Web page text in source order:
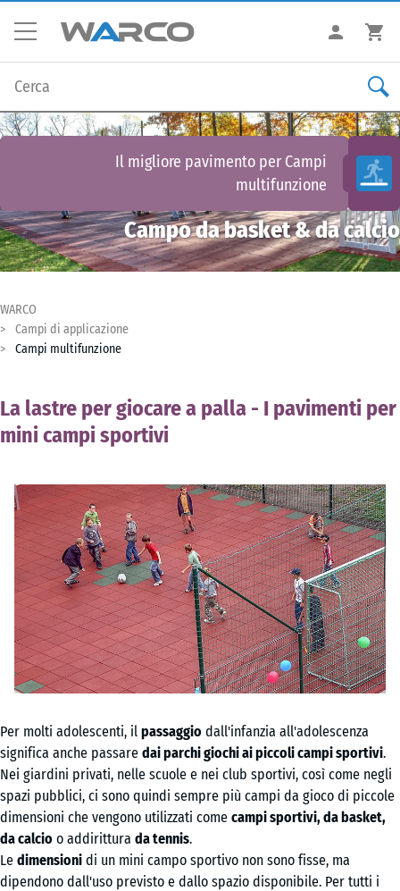
Il migliore pavimento per Campi
multifunzione
Campo da basket & da calcio
WARCO
Campi di applicazione
Campi multifunzione
La lastre per giocare a palla - I pavimenti per
mini campi sportivi
Per molti adolescenti, il passaggio dall'infanzia all'adolescenza
significa anche passare dai parchi giochi ai piccoli campi sportivi.
Nei giardini privati, nelle scuole e nei club sportivi, così come negli
spazi pubblici, ci sono quindi sempre più campi da gioco di piccole
dimensioni che vengono utilizzati come campi sportivi, da basket,
da calcio o addirittura da tennis.
Le dimensioni di un mini campo sportivo non sono fisse, ma
dipendono dall'uso previsto e dallo spazio disponibile. Per tutti i